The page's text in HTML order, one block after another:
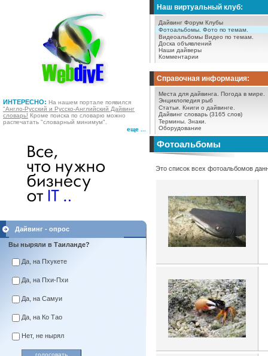
ИНТЕРЕСНО: На нашем портале появился
"Англо-Русский и Русско-Английский Дайвинг
словарь! Кроме поиска по словарю можно
распечатать "словарный минимум".
еще ...
Наш виртуальный клуб:
Дайвинг Форум Клубы
Фотоальбомы. Фото по темам.
Видеоальбомы Видео по темам.
Доска объявлений
Наши дайверы
Комментарии
Справочная информация:
Места для дайвинга.
Погода в мире.
Энциклопедия рыб
Статьи.
Книги о дайвинге.
Дайвинг словарь (3165 слов)
Термины. Знаки.
Оборудование
Дайвинг - опрос
Вы ныряли в Таиланде?
Да, на Пхукете
Да, на Пхи-Пхи
Да, на Самуи
Да, на Ко Тао
Нет, не нырял
Фотоальбомы
Это список всех фотоальбомов